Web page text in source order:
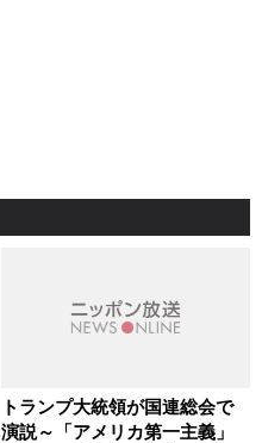
トランプ大統領が国連総会で
演説～「アメリカ第一主義」